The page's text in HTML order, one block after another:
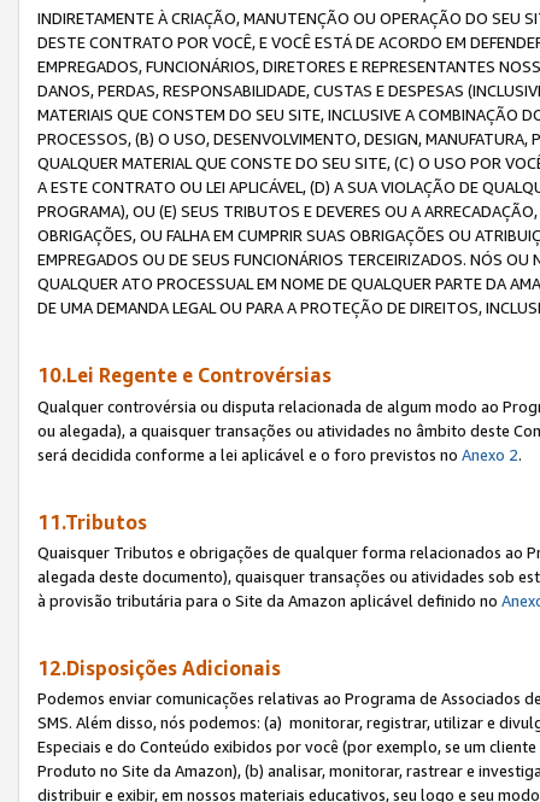
INDIRETAMENTE À CRIAÇÃO, MANUTENÇÃO OU OPERAÇÃO DO SEU
DESTE CONTRATO POR VOCÊ, E VOCÊ ESTÁ DE ACORDO EM
EMPREGADOS, FUNCIONÁRIOS, DIRETORES E REPRESENTANTES
DANOS, PERDAS, RESPONSABILIDADE, CUSTAS E DESPESAS
MATERIAIS QUE CONSTEM DO SEU SITE, INCLUSIVE A COMBINAÇÃO
PROCESSOS, (B) O USO, DESENVOLVIMENTO, DESIGN,
QUALQUER MATERIAL QUE CONSTE DO SEU SITE, (C) O USO POR
A ESTE CONTRATO OU LEI APLICÁVEL, (D) A SUA VIOLAÇÃO DE
PROGRAMA), OU (E) SEUS TRIBUTOS E DEVERES OU A
OBRIGAÇÕES, OU FALHA EM CUMPRIR SUAS OBRIGAÇÕES OU
EMPREGADOS OU DE SEUS FUNCIONÁRIOS TERCEIRIZADOS. NÓS
QUALQUER ATO PROCESSUAL EM NOME DE QUALQUER PARTE DA
DE UMA DEMANDA LEGAL OU PARA A PROTEÇÃO DE DIREITOS,
10.Lei Regente e Controvérsias
Qualquer controvérsia ou disputa relacionada de algum modo ao
ou alegada), a quaisquer transações ou atividades no âmbito deste
será decidida conforme a lei aplicável e o foro previstos no Anexo 2.
11.Tributos
Quaisquer Tributos e obrigações de qualquer forma relacionados ao
alegada deste documento), quaisquer transações ou atividades sob
à provisão tributária para o Site da Amazon aplicável definido no
12.Disposições Adicionais
Podemos enviar comunicações relativas ao Programa de Associados
SMS. Além disso, nós podemos: (a) monitorar, registrar, utilizar e
Especiais e do Conteúdo exibidos por você (por exemplo, se um
Produto no Site da Amazon), (b) analisar, monitorar, rastrear e
distribuir e exibir, em nossos materiais educativos, seu logo e seu